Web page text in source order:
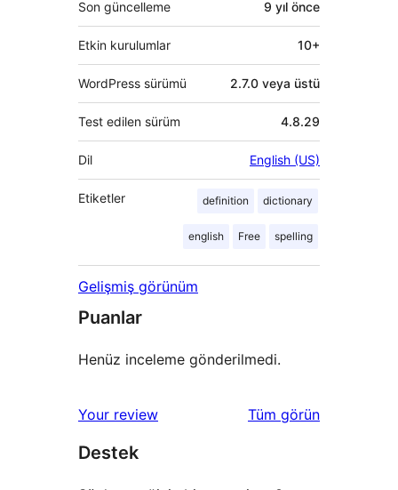
Son güncelleme 9 yıl önce
Etkin kurulumlar 10+
WordPress sürümü 2.7.0 veya üstü
Test edilen sürüm 4.8.29
Dil English (US)
Etiketler definition dictionary
english Free spelling
Gelişmiş görünüm
Puanlar
Henüz inceleme gönderilmedi.
Your review Tüm değerlendirmeleri
görün
Destek